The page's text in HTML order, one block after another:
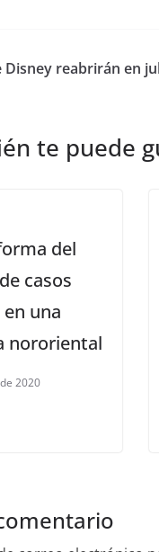
Disney reabrirán en
te puede
del
casos
una
nororiental
2020